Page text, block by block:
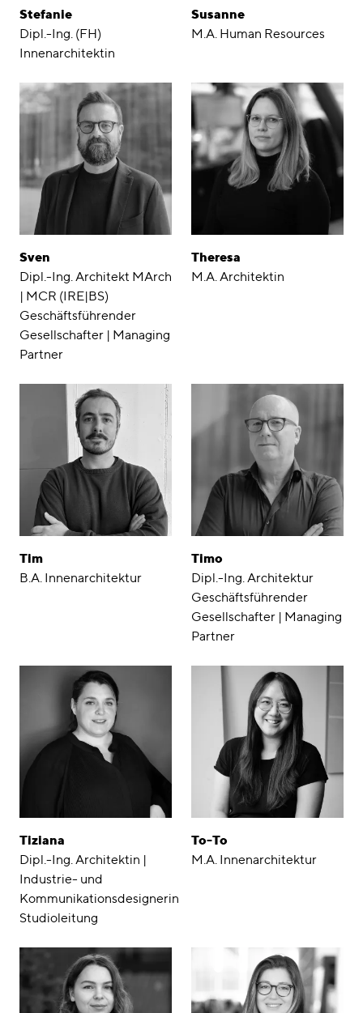
Stefanie
Dipl.-Ing. (FH)
Innenarchitektin
Susanne
M.A. Human Resources
Sven
Dipl.-Ing. Architekt MArch
| MCR (IRE|BS)
Geschäftsführender
Gesellschafter | Managing
Partner
Theresa
M.A. Architektin
Tim
B.A. Innenarchitektur
Timo
Dipl.-Ing. Architektur
Geschäftsführender
Gesellschafter | Managing
Partner
Tiziana
Dipl.-Ing. Architektin |
Industrie- und
Kommunikationsdesignerin
Studioleitung
To-To
M.A. Innenarchitektur